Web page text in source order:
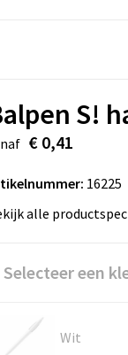
S!
€ 0,41
16225
alle
Selecteer een
Wit